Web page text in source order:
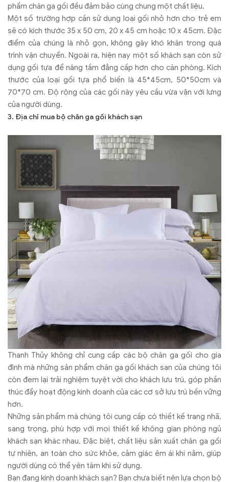
phẩm chăn ga gối đều đảm bảo cùng chung một chất liệu.
Một số trường hợp cần sử dụng loại gối nhỏ hơn cho trẻ em
sẽ có kích thước 35 x 50 cm, 20 x 45 cm hoặc 10 x 45cm. Đặc
điểm của chúng là nhỏ gọn, không gây khó khăn trong quá
trình vận chuyển. Ngoài ra, hiện nay một số khách sạn còn sử
dụng gối tựa để nâng tầm đẳng cấp hơn cho căn phòng. Kích
thước của loại gối tựa phổ biến là 45*45cm, 50*50cm và
70*70 cm. Độ rộng của các gối này yêu cầu vừa vặn với lưng
của người dùng.
3. Địa chỉ mua bộ chăn ga gối khách sạn
Thanh Thủy không chỉ cung cấp các bộ chăn ga gối cho gia
đình mà những sản phẩm chăn ga gối khách sạn của chúng tôi
còn đem lại trải nghiệm tuyệt vời cho khách lưu trú, góp phần
thúc đẩy hoạt động kinh doanh của các cơ sở lưu trú bền vững
hơn.
Những sản phẩm mà chúng tôi cung cấp có thiết kế trang nhã,
sang trọng, phù hợp với mọi thiết kế không gian phòng ngủ
khách sạn khác nhau. Đặc biệt, chất liệu sản xuất chăn ga gối
tự nhiên, an toàn cho sức khỏe, cảm giác êm ái khi nằm, giúp
người dùng có thể yên tâm khi sử dụng.
Bạn đang kinh doanh khách sạn? Bạn chưa biết nên lựa chọn bộ